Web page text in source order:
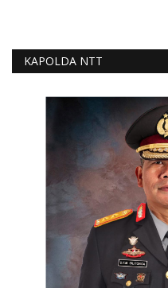
KAPOLDA NTT